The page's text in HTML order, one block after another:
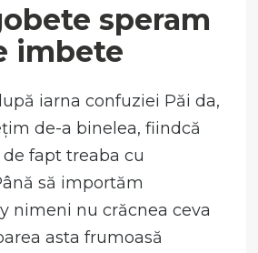
speram
imbete
iarna confuziei Păi da,
de-a binelea, fiindcă
fapt treaba cu
să importăm
nimeni nu crăcnea ceva
asta frumoasă